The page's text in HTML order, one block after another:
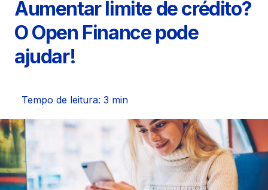
Futuro
Parceiros BV
Vida Financeira
Canais Digitais
Aumentar limite de crédito?
O Open Finance pode
ajudar!
Tempo de leitura: 3 min